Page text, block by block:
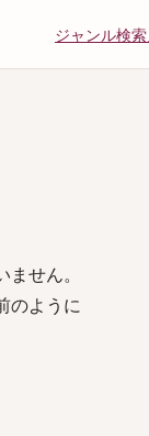
ジャンル検索
せん。
のように